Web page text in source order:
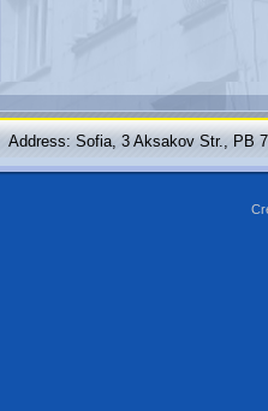
Address: Sofia, 3 Aksakov Str., PB